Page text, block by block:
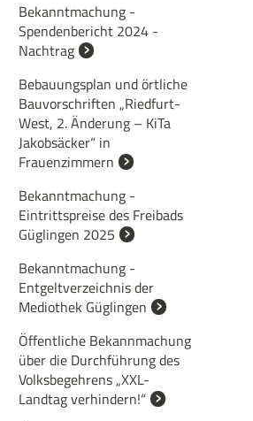
Bekanntmachung -
Spendenbericht 2024 -
Nachtrag
Bebauungsplan und örtliche
Bauvorschriften „Riedfurt-
West, 2. Änderung – KiTa
Jakobsäcker“ in
Frauenzimmern
Bekanntmachung -
Eintrittspreise des Freibads
Güglingen 2025
Bekanntmachung -
Entgeltverzeichnis der
Mediothek Güglingen
Öffentliche Bekannmachung
über die Durchführung des
Volksbegehrens „XXL-
Landtag verhindern!“